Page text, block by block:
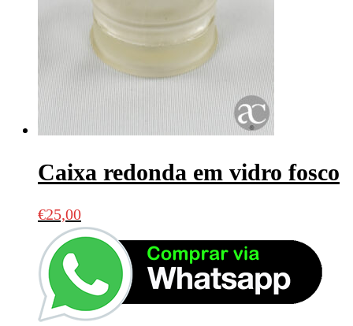
Caixa redonda em vidro fosco
€25,00